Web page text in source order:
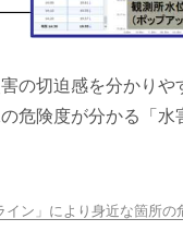
の切迫感を分かり
危険度が分かる「
イン」により身近な箇所